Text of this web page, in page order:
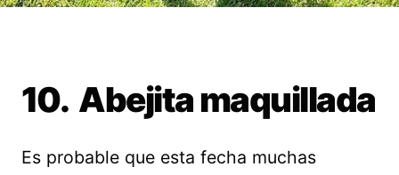
10. Abejita maquillada
Es probable que esta fecha muchas